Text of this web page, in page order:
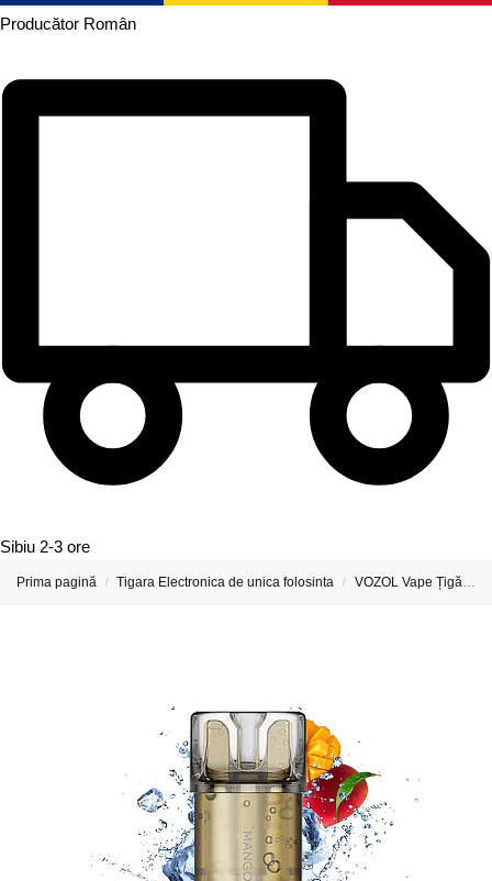
Producător Român
Sibiu 2-3 ore
Prima pagină / Tigara Electronica de unica folosinta / VOZOL Vape Țigări Electronice & Vape-uri